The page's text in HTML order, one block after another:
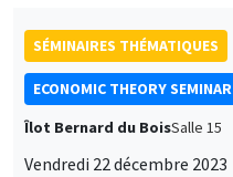
SÉMINAIRES THÉMATIQUES
ECONOMIC THEORY SEMINAR
Îlot Bernard du BoisSalle 15
Vendredi 22 décembre 2023